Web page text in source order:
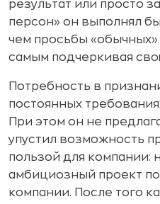
результат или просто
персон» он выполнял
чем просьбы
самым подчеркивая
Потребность в
постоянных
При этом он не
упустил возможность
пользой для компании:
амбициозный проект
компании. После того